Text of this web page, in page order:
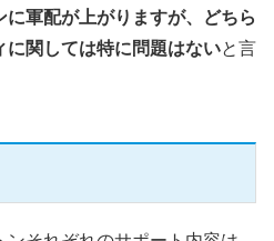
軍配が上がりますが、どちら
関しては特に問題はないと言